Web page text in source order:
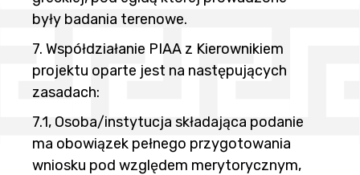
były badania terenowe.
7. Współdziałanie PIAA z Kierownikiem
projektu oparte jest na następujących
zasadach:
7.1, Osoba/instytucja składająca podanie
ma obowiązek pełnego przygotowania
wniosku pod względem merytorycznym,